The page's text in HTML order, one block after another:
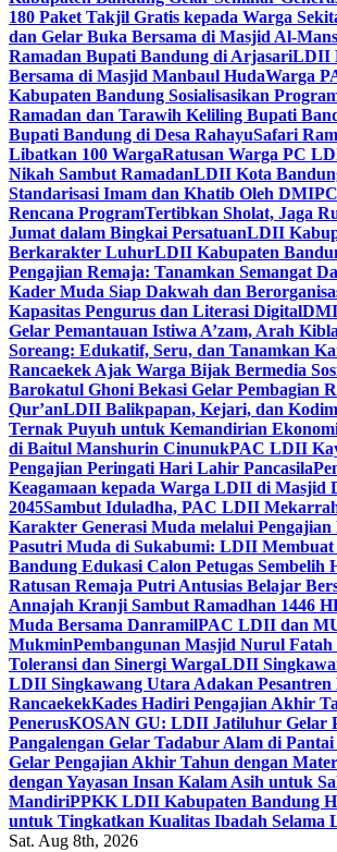
180 Paket Takjil Gratis kepada Warga
dan Gelar Buka Bersama di Masjid Al-
Ramadan Bupati Bandung di ArjasariLDII
Bersama di Masjid Manbaul HudaWarga
Kabupaten Bandung Sosialisasikan
Ramadan dan Tarawih Keliling Bupati
Bupati Bandung di Desa RahayuSafari
Libatkan 100 WargaRatusan Warga PC
Nikah Sambut RamadanLDII Kota
Standarisasi Imam dan Khatib Oleh DMI
Rencana ProgramTertibkan Sholat, Jaga
Jumat dalam Bingkai PersatuanLDII
Berkarakter LuhurLDII Kabupaten
Pengajian Remaja: Tanamkan Semangat
Kader Muda Siap Dakwah dan
Kapasitas Pengurus dan Literasi Digital
Gelar Pemantauan Istiwa A’zam, Arah
Soreang: Edukatif, Seru, dan Tanamkan
Rancaekek Ajak Warga Bijak Bermedia
Barokatul Ghoni Bekasi Gelar Pembagian
Qur’anLDII Balikpapan, Kejari, dan Kodim
Ternak Puyuh untuk Kemandirian
di Baitul Manshurin CinunukPAC LDII
Pengajian Peringati Hari Lahir Pancasila
Keagamaan kepada Warga LDII di Masjid
2045Sambut Iduladha, PAC LDII
Karakter Generasi Muda melalui
Pasutri Muda di Sukabumi: LDII
Bandung Edukasi Calon Petugas
Ratusan Remaja Putri Antusias Belajar
Annajah Kranji Sambut Ramadhan 1446 H
Muda Bersama DanramilPAC LDII dan
MukminPembangunan Masjid Nurul
Toleransi dan Sinergi WargaLDII
LDII Singkawang Utara Adakan
RancaekekKades Hadiri Pengajian Akhir
PenerusKOSAN GU: LDII Jatiluhur Gelar
Pangalengan Gelar Tadabur Alam di
Gelar Pengajian Akhir Tahun dengan
dengan Yayasan Insan Kalam Asih untuk
MandiriPPKK LDII Kabupaten Bandung
untuk Tingkatkan Kualitas Ibadah Selama
Sat. Aug 8th, 2026